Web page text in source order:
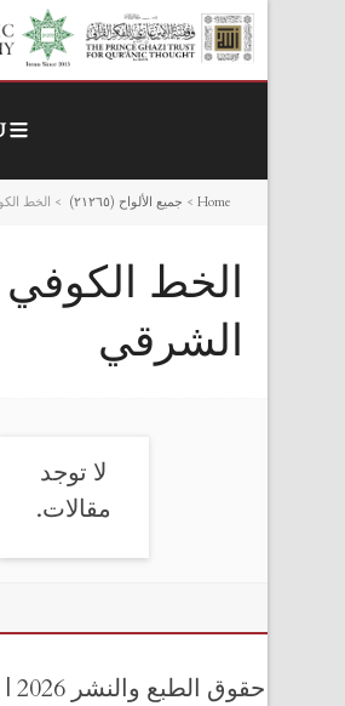
Home
> جميع الألواح (٢١٢٦٥) > الخط
الخط الكوفي
الشرقي
لا توجد
مقالات.
حقوق الطبع والنشر 2026 |